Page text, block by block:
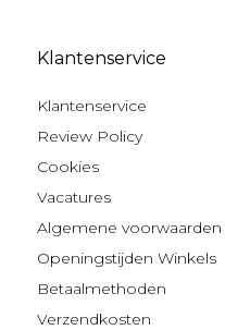
Klantenservice
Klantenservice
Review Policy
Cookies
Vacatures
Algemene voorwaarden
Openingstijden Winkels
Betaalmethoden
Verzendkosten